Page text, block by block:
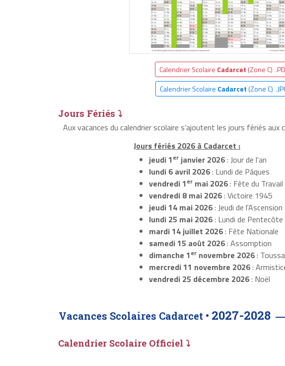
Calendrier Scolaire Cadarcet (Zone C)
Calendrier Scolaire Cadarcet(Zone C)
Jours Fériés ⤵
Aux vacances du calendrier scolaire s’ajoutent les jours fériés
Jours fériés 2026 à Cadarcet :
jeudi 1erjanvier 2026: Jour de l'an
lundi 6 avril 2026: Lundi de Pâques
vendredi 1ermai 2026: Fête du Travail
vendredi 8 mai 2026: Victoire 1945
jeudi 14 mai 2026: Jeudi de l'Ascension
lundi 25 mai 2026: Lundi de Pentecôte
mardi 14 juillet 2026: Fête Nationale
samedi 15 août 2026: Assomption
dimanche 1ernovembre 2026:
mercredi 11 novembre 2026:
vendredi 25 décembre 2026: Noël
Vacances Scolaires Cadarcet • 2027-2028
Calendrier Scolaire Officiel ⤵